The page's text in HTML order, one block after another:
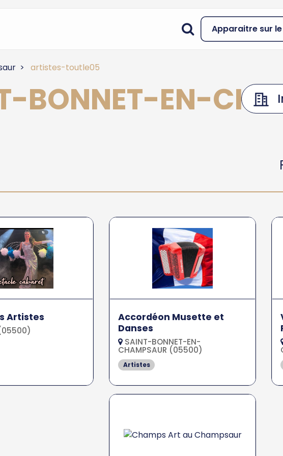
Apparaitre sur
artistes-toutle05
BONNET-EN-
Artistes
Accordéon Musette et
Danses
SAINT-BONNET-EN-
CHAMPSAUR (05500)
Artistes